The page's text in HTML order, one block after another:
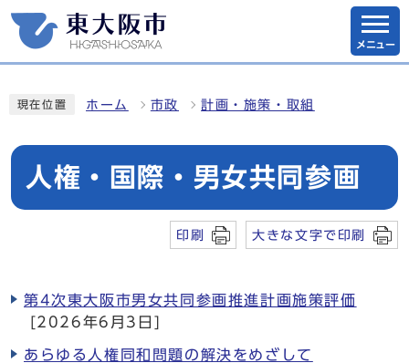
メニュー
現在位置 ホーム 市政 計画・施策・取組
人権・国際・男女共同参画
印刷 大きな文字で印刷
第4次東大阪市男女共同参画推進計画施策評価
[2026年6月3日]
あらゆる人権同和問題の解決をめざして